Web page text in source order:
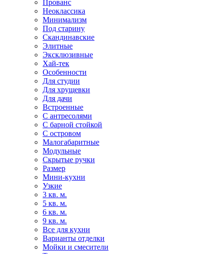
Прованс
Неоклассика
Минимализм
Под старину
Скандинавские
Элитные
Эксклюзивные
Хай-тек
Особенности
Для студии
Для хрущевки
Для дачи
Встроенные
С антресолями
С барной стойкой
С островом
Малогабаритные
Модульные
Скрытые ручки
Размер
Мини-кухни
Узкие
3 кв. м.
5 кв. м.
6 кв. м.
9 кв. м.
Все для кухни
Варианты отделки
Мойки и смесители